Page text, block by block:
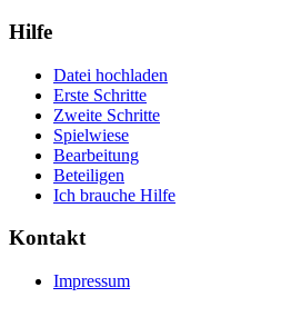
Hilfe
Datei hochladen
Erste Schritte
Zweite Schritte
Spielwiese
Bearbeitung
Beteiligen
Ich brauche Hilfe
Kontakt
Impressum